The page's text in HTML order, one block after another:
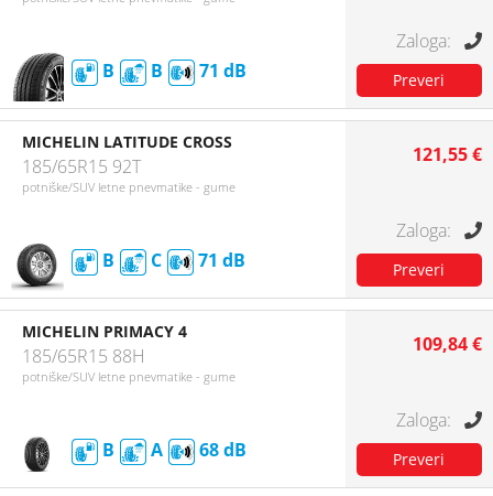
B B 71
MICHELIN LATITUDE CROSS
185/65R15 92T
potniške/SUV letne pnevmatike - gume
B C 71
121,55 €
MICHELIN PRIMACY 4
185/65R15 88H
potniške/SUV letne pnevmatike - gume
B A 68
109,84 €